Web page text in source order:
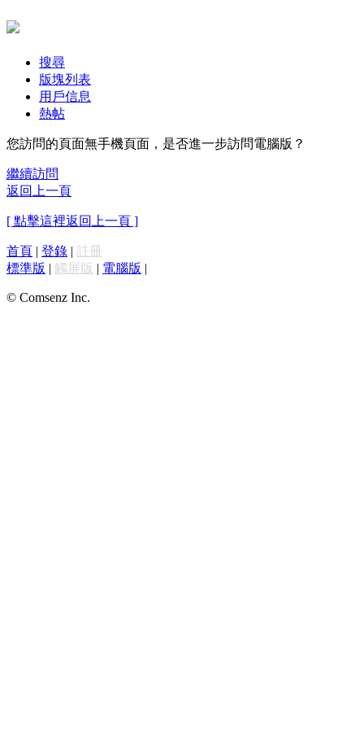
搜尋
版塊列表
用戶信息
熱帖
您訪問的頁面無手機頁面，是否進一步訪問電腦版？
繼續訪問
返回上一頁
[ 點擊這裡返回上一頁 ]
首頁 | 登錄 | 註冊
標準版 | 觸屏版 | 電腦版 |
© Comsenz Inc.